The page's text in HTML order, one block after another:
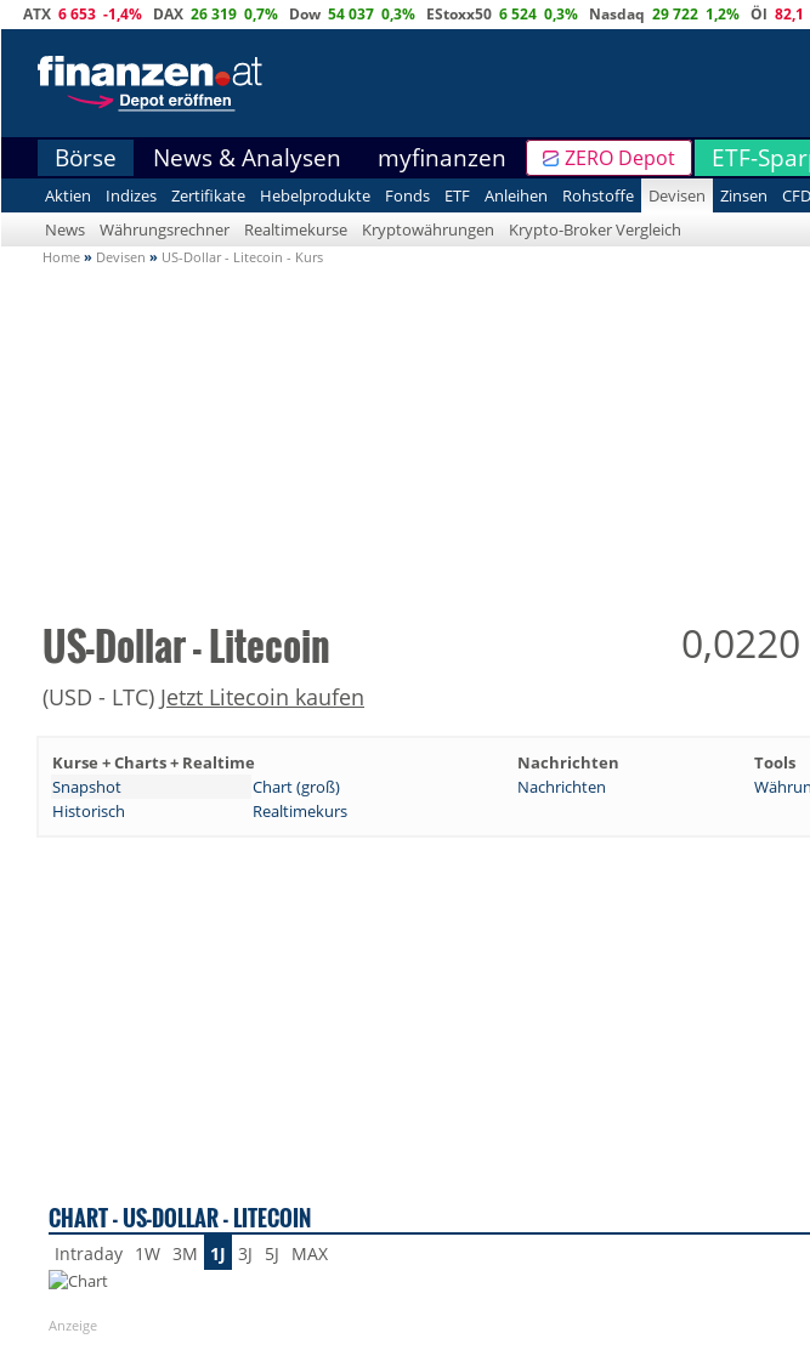
ATX 6 653 -1,4% DAX 26 319 0,7% Dow 54 037 0,3% EStoxx50 6 524 0,3% Nasdaq 29 722 1,2% Öl 82,1
Börse News & Analysen myfinanzen ZERO Depot ETF-
Aktien Indizes Zertifikate Hebelprodukte Fonds ETF Anleihen Rohstoffe Devisen Zinsen
News
Währungsrechner Realtimekurse Kryptowährungen Krypto-Broker Vergleich
Home » Devisen » US-Dollar - Litecoin - Kurs
US-Dollar - Litecoin
(USD - LTC) Jetzt Litecoin kaufen
0,0220
Kurse + Charts + Realtime Nachrichten Tools
Snapshot
Chart (groß) Nachrichten
Historisch
Realtimekurs
CHART - US-DOLLAR - LITECOIN
Intraday 1W 3M 1J 3J 5J MAX
Anzeige